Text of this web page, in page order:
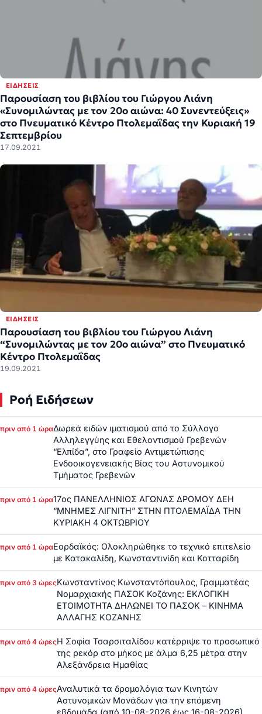
ΕΙΔΉΣΕΙΣ
Παρουσίαση του βιβλίου του Γιώργου Λιάνη
«Συνομιλώντας με τον 20ο αιώνα: 40 Συνεντεύξεις»
στο Πνευματικό Κέντρο Πτολεμαΐδας την Κυριακή 19
Σεπτεμβρίου
17.09.2021
ΕΙΔΉΣΕΙΣ
Παρουσίαση του βιβλίου του Γιώργου Λιάνη
“Συνομιλώντας με τον 20ο αιώνα” στο Πνευματικό
Κέντρο Πτολεμαΐδας
19.09.2021
Ροή Ειδήσεων
πριν από 1 ώραΔωρεά ειδών ιματισμού από το Σύλλογο
Αλληλεγγύης και Εθελοντισμού Γρεβενών
“Ελπίδα”, στο Γραφείο Αντιμετώπισης
Ενδοοικογενειακής Βίας του Αστυνομικού
Τμήματος Γρεβενών
πριν από 1 ώρα17ος ΠΑΝΕΛΛΗΝΙΟΣ ΑΓΩΝΑΣ ΔΡΟΜΟΥ ΔΕΗ
“ΜΝΗΜΕΣ ΛΙΓΝΙΤΗ” ΣΤΗΝ ΠΤΟΛΕΜΑΪΔΑ ΤΗΝ
ΚΥΡΙΑΚΗ 4 ΟΚΤΩΒΡΙΟΥ
πριν από 1 ώραΕορδαϊκός: Ολοκληρώθηκε το τεχνικό επιτελείο
με Κατακαλίδη, Κωνσταντινίδη και Κοτταρίδη
πριν από 3 ώρεςΚωνσταντίνος Κωνσταντόπουλος, Γραμματέας
Νομαρχιακής ΠΑΣΟΚ Κοζάνης: ΕΚΛΟΓΙΚΗ
ΕΤΟΙΜΟΤΗΤΑ ΔΗΛΩΝΕΙ ΤΟ ΠΑΣΟΚ – ΚΙΝΗΜΑ
ΑΛΛΑΓΗΣ ΚΟΖΑΝΗΣ
πριν από 4 ώρεςΗ Σοφία Τσαρσιταλίδου κατέρριψε το προσωπικό
της ρεκόρ στο μήκος με άλμα 6,25 μέτρα στην
Αλεξάνδρεια Ημαθίας
πριν από 4 ώρεςΑναλυτικά τα δρομολόγια των Κινητών
Αστυνομικών Μονάδων για την επόμενη
εβδομάδα (από 10-08-2026 έως 16-08-2026)